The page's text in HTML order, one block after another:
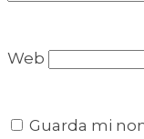
Web
Guarda mi